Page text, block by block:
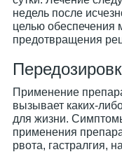
недель после
целью обеспечения
предотвращения
Применение
вызывает каких-
для жизни.
применения
рвота, гастралгия,